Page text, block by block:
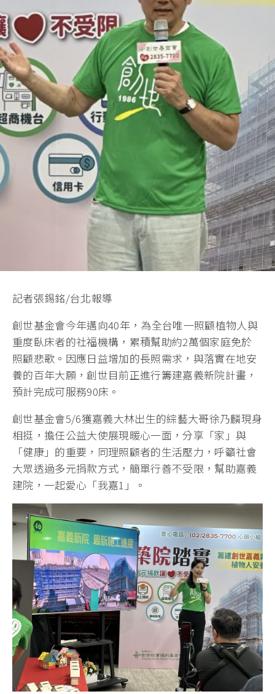
記者張錫銘/台北報導
創世基金會今年邁向40年，為全台唯一照顧植物人與
重度臥床者的社福機構，累積幫助約2萬個家庭免於
照顧悲歌。因應日益增加的長照需求，與落實在地安
養的百年大願，創世目前正進行籌建嘉義新院計畫，
預計完成可服務90床。
創世基金會5/6獲嘉義大林出生的綜藝大哥徐乃麟現身
相挺，擔任公益大使展現暖心一面，分享「家」與
「健康」的重要，同理照顧者的生活壓力，呼籲社會
大眾透過多元捐款方式，簡單行善不受限，幫助嘉義
建院，一起愛心「我嘉1」。